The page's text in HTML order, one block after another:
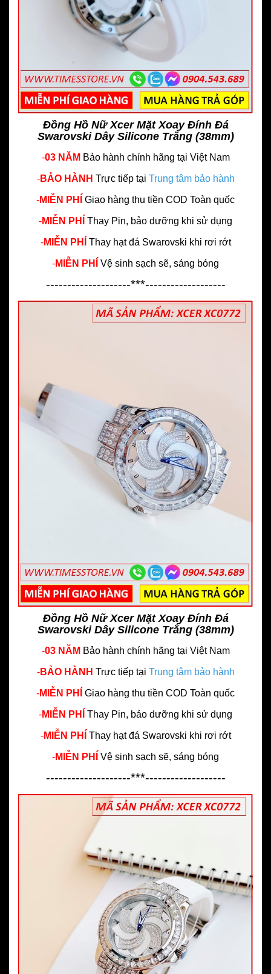
Đồng Hồ Nữ Xcer Mặt Xoay Đính Đá
Swarovski Dây Silicone Trắng (38mm)
-03 NĂM Bảo hành chính hãng tại Việt Nam
-BẢO HÀNH Trực tiếp tại Trung tâm bảo hành
-MIỄN PHÍ Giao hàng thu tiền COD Toàn quốc
-MIỄN PHÍ Thay Pin, bảo dưỡng khi sử dụng
-MIỄN PHÍ Thay hạt đá Swarovski khi rơi rớt
-MIỄN PHÍ Vệ sinh sạch sẽ, sáng bóng
--------------------***-------------------
Đồng Hồ Nữ Xcer Mặt Xoay Đính Đá
Swarovski Dây Silicone Trắng (38mm)
-03 NĂM Bảo hành chính hãng tại Việt Nam
-BẢO HÀNH Trực tiếp tại Trung tâm bảo hành
-MIỄN PHÍ Giao hàng thu tiền COD Toàn quốc
-MIỄN PHÍ Thay Pin, bảo dưỡng khi sử dụng
-MIỄN PHÍ Thay hạt đá Swarovski khi rơi rớt
-MIỄN PHÍ Vệ sinh sạch sẽ, sáng bóng
--------------------***-------------------